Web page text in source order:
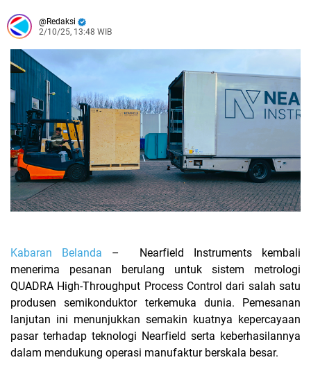
Redaksi
2/10/25, 13:48 WIB
Kabaran Belanda –
Nearfield Instruments kembali
menerima pesanan berulang untuk sistem metrologi
QUADRA High-Throughput Process Control dari salah satu
produsen semikonduktor terkemuka dunia. Pemesanan
lanjutan ini menunjukkan semakin kuatnya kepercayaan
pasar terhadap teknologi Nearfield serta keberhasilannya
dalam mendukung operasi manufaktur berskala besar.